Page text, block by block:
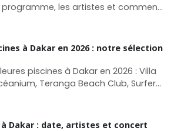
programme, les artistes et comment
à Dakar en 2026 : notre sélection
piscines à Dakar en 2026 : Villa
Teranga Beach Club, Surfer
des Almadies et autres adresses
à Dakar : date, artistes et concert